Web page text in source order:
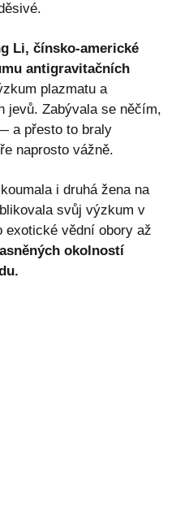
Li, čínsko-americké
antigravitačních
plazmatu a
jevů. Zabývala se něčím,
a přesto to braly
naprosto vážně.
i druhá žena na
svůj výzkum v
exotické vědní obory až
okolností